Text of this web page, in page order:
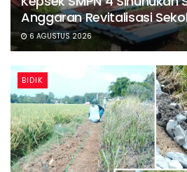
Anggaran Revitalisasi
6 AGUSTUS 2026
BIDIK